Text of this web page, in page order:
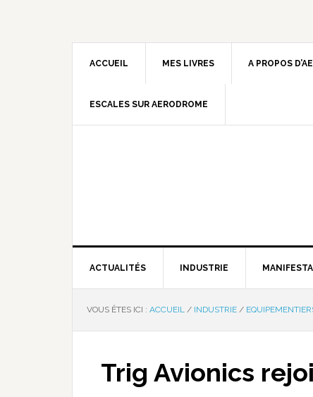
ACCUEIL MES LIVRES A PROPOS
ESCALES SUR AERODROME
ACTUALITÉS INDUSTRIE
VOUS ÊTES ICI : ACCUEIL / INDUSTRIE /
Trig Avionics